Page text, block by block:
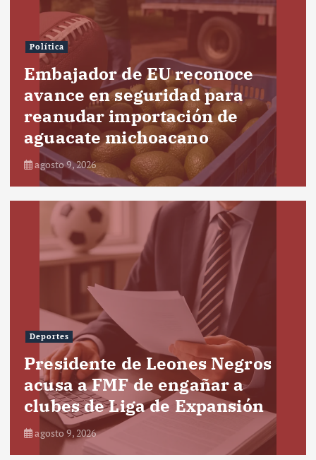
Política
Embajador de EU reconoce
avance en seguridad para
reanudar importación de
aguacate michoacano
agosto 9, 2026
Deportes
Presidente de Leones Negros
acusa a FMF de engañar a
clubes de Liga de Expansión
agosto 9, 2026